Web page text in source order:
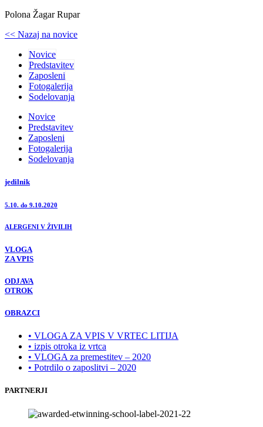
Polona Žagar Rupar
<< Nazaj na novice
Novice
Predstavitev
Zaposleni
Fotogalerija
Sodelovanja
Novice
Predstavitev
Zaposleni
Fotogalerija
Sodelovanja
jedilnik
5.10. do 9.10.2020
ALERGENI V ŽIVILIH
VLOGA
ZA VPIS
ODJAVA
OTROK
OBRAZCI
• VLOGA ZA VPIS V VRTEC LITIJA
• izpis otroka iz vrtca
• VLOGA za premestitev – 2020
• Potrdilo o zaposlitvi – 2020
PARTNERJI